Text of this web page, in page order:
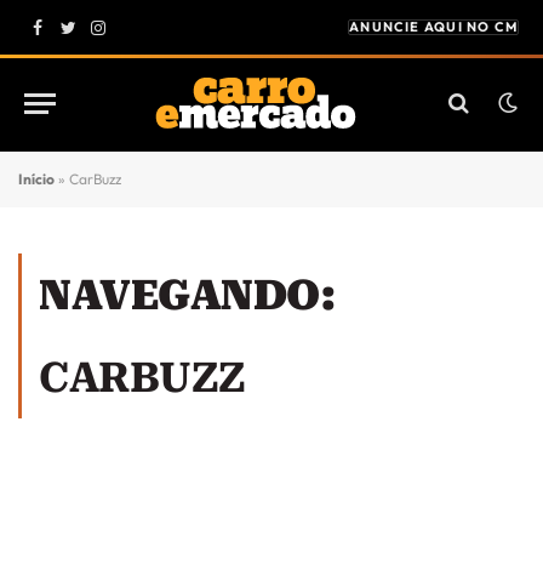
Facebook
Twitter
Instagram
ANUNCIE AQUI NO CM
Início » CarBuzz
NAVEGANDO:
CARBUZZ